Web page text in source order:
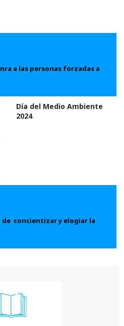
a las personas forzadas a
Día del Medio Ambiente
2024
de concientizar y elogiar la